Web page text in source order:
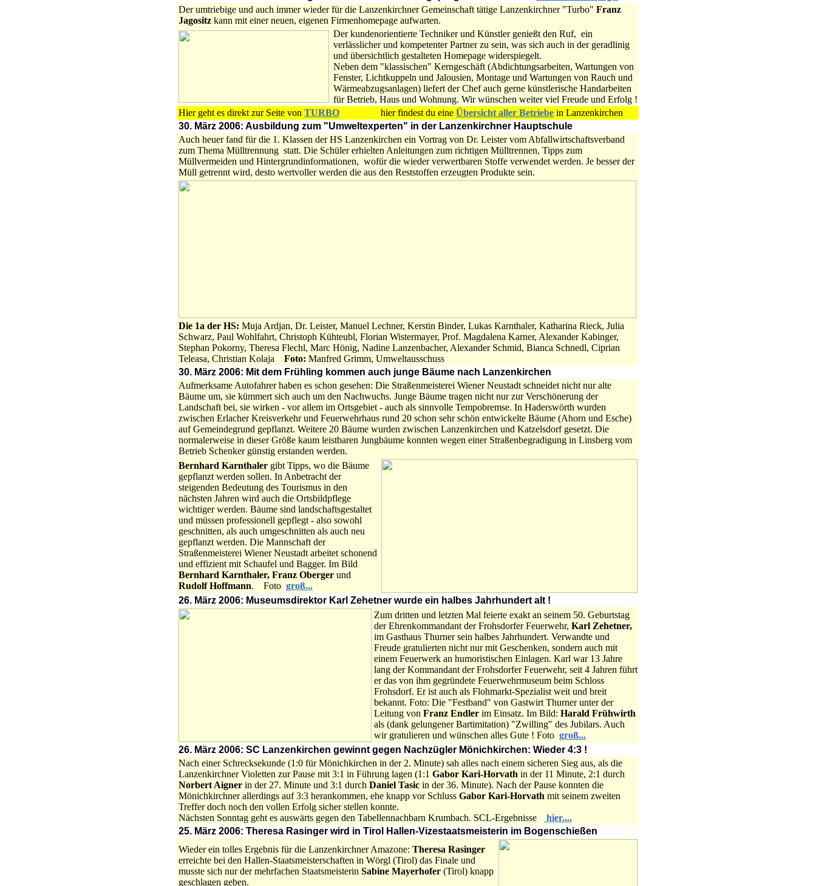
Der umtriebige und auch immer wieder für die Lanzenkirchner Gemeinschaft tätige Lanzenkirchner "Turbo" Franz
Jagositz kann mit einer neuen, eigenen Firmenhomepage aufwarten.
Der kundenorientierte Techniker und Künstler genießt den Ruf, ein
verlässlicher und kompetenter Partner zu sein, was sich auch in der geradlinig
und übersichtlich gestalteten Homepage widerspiegelt.
Neben dem "klassischen" Kerngeschäft (Abdichtungsarbeiten, Wartungen von
Fenster, Lichtkuppeln und Jalousien, Montage und Wartungen von Rauch und
Wärmeabzugsanlagen) liefert der Chef auch gerne künstlerische Handarbeiten
für Betrieb, Haus und Wohnung. Wir wünschen weiter viel Freude und Erfolg !
Hier geht es direkt zur Seite von TURBO hier findest du eine Übersicht aller Betriebe in Lanzenkirchen
30. März 2006: Ausbildung zum "Umweltexperten" in der Lanzenkirchner Hauptschule
Auch heuer fand für die 1. Klassen der HS Lanzenkirchen ein Vortrag von Dr. Leister vom Abfallwirtschaftsverband
zum Thema Mülltrennung statt. Die Schüler erhielten Anleitungen zum richtigen Mülltrennen, Tipps zum
Müllvermeiden und Hintergrundinformationen, wofür die wieder verwertbaren Stoffe verwendet werden. Je besser der
Müll getrennt wird, desto wertvoller werden die aus den Reststoffen erzeugten Produkte sein.
Die 1a der HS: Muja Ardjan, Dr. Leister, Manuel Lechner, Kerstin Binder, Lukas Karnthaler, Katharina Rieck, Julia
Schwarz, Paul Wohlfahrt, Christoph Kühteubl, Florian Wistermayer, Prof. Magdalena Karner, Alexander Kabinger,
Stephan Pokorny, Theresa Flechl, Marc Hönig, Nadine Lanzenbacher, Alexander Schmid, Bianca Schnedl, Ciprian
Teleasa, Christian Kolaja Foto: Manfred Grimm, Umweltausschuss
30. März 2006: Mit dem Frühling kommen auch junge Bäume nach Lanzenkirchen
Aufmerksame Autofahrer haben es schon gesehen: Die Straßenmeisterei Wiener Neustadt schneidet nicht nur alte
Bäume um, sie kümmert sich auch um den Nachwuchs. Junge Bäume tragen nicht nur zur Verschönerung der
Landschaft bei, sie wirken - vor allem im Ortsgebiet - auch als sinnvolle Tempobremse. In Haderswörth wurden
zwischen Erlacher Kreisverkehr und Feuerwehrhaus rund 20 schon sehr schön entwickelte Bäume (Ahorn und Esche)
auf Gemeindegrund gepflanzt. Weitere 20 Bäume wurden zwischen Lanzenkirchen und Katzelsdorf gesetzt. Die
normalerweise in dieser Größe kaum leistbaren Jungbäume konnten wegen einer Straßenbegradigung in Linsberg vom
Betrieb Schenker günstig erstanden werden.
Bernhard Karnthaler gibt Tipps, wo die Bäume
gepflanzt werden sollen. In Anbetracht der
steigenden Bedeutung des Tourismus in den
nächsten Jahren wird auch die Ortsbildpflege
wichtiger werden. Bäume sind landschaftsgestaltet
und müssen professionell gepflegt - also sowohl
geschnitten, als auch umgeschnitten als auch neu
gepflanzt werden. Die Mannschaft der
Straßenmeisterei Wiener Neustadt arbeitet schonend
und effizient mit Schaufel und Bagger. Im Bild
Bernhard Karnthaler, Franz Oberger und
Rudolf Hoffmann. Foto groß...
26. März 2006: Museumsdirektor Karl Zehetner wurde ein halbes Jahrhundert alt !
Zum dritten und letzten Mal feierte exakt an seinem 50. Geburtstag
der Ehrenkommandant der Frohsdorfer Feuerwehr, Karl Zehetner,
im Gasthaus Thurner sein halbes Jahrhundert. Verwandte und
Freude gratulierten nicht nur mit Geschenken, sondern auch mit
einem Feuerwerk an humoristischen Einlagen. Karl war 13 Jahre
lang der Kommandant der Frohsdorfer Feuerwehr, seit 4 Jahren führt
er das von ihm gegründete Feuerwehrmuseum beim Schloss
Frohsdorf. Er ist auch als Flohmarkt-Spezialist weit und breit
bekannt. Foto: Die "Festband" von Gastwirt Thurner unter der
Leitung von Franz Endler im Einsatz. Im Bild: Harald Frühwirth
als (dank gelungener Bartimitation) "Zwilling" des Jubilars. Auch
wir gratulieren und wünschen alles Gute ! Foto groß...
26. März 2006: SC Lanzenkirchen gewinnt gegen Nachzügler Mönichkirchen: Wieder 4:3 !
Nach einer Schrecksekunde (1:0 für Mönichkirchen in der 2. Minute) sah alles nach einem sicheren Sieg aus, als die
Lanzenkirchner Violetten zur Pause mit 3:1 in Führung lagen (1:1 Gabor Kari-Horvath in der 11 Minute, 2:1 durch
Norbert Aigner in der 27. Minute und 3:1 durch Daniel Tasic in der 36. Minute). Nach der Pause konnten die
Mönichkirchner allerdings auf 3:3 herankommen, ehe knapp vor Schluss Gabor Kari-Horvath mit seinem zweiten
Treffer doch noch den vollen Erfolg sicher stellen konnte.
Nächsten Sonntag geht es auswärts gegen den Tabellennachbarn Krumbach. SCL-Ergebnisse
hier....
25. März 2006: Theresa Rasinger wird in Tirol Hallen-Vizestaatsmeisterin im Bogenschießen
Wieder ein tolles Ergebnis für die Lanzenkirchner Amazone: Theresa Rasinger
erreichte bei den Hallen-Staatsmeisterschaften in Wörgl (Tirol) das Finale und
musste sich nur der mehrfachen Staatsmeisterin Sabine Mayerhofer (Tirol) knapp
geschlagen geben.